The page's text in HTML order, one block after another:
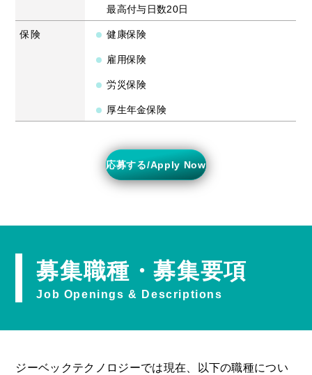
最高付与日数20日
保険 健康保険
雇用保険
労災保険
厚生年金保険
応募する/Apply Now
募集職種・募集要項
Job Openings & Descriptions
ジーベックテクノロジーでは現在、以下の職種につい